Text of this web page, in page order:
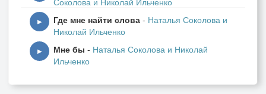
Станет им, но потом, после смерти.
Их вгонял я в холодную липкую грязь
То пинками, то ядерным матом –
Впереди не объятия ждут вас, а мразь…
▶ Где мне найти слова - Наталья Соколова и
Николай Ильченко
▶ Мне бы - Наталья Соколова и Николай
Ильченко